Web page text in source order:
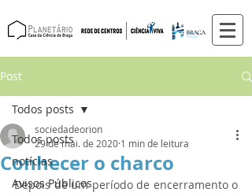
Post
Todos posts
notícias
Avisos Públicos
Todos posts
Conhecer o charco
sociedadeorion
29 de mai. de 2020 1 min de leitura
Depois de um período de encerramento o